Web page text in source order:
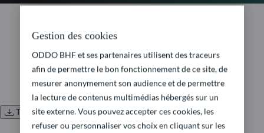
Télécharger tous les documents
Gestion des cookies
ODDO BHF et ses partenaires utilisent des traceurs
afin de permettre le bon fonctionnement de ce site, de
mesurer anonymement son audience et de permettre
la lecture de contenus multimédias hébergés sur un
site externe. Vous pouvez accepter ces cookies, les
refuser ou personnaliser vos choix en cliquant sur les